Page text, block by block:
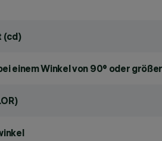
(cd)
einem Winkel von 90° oder